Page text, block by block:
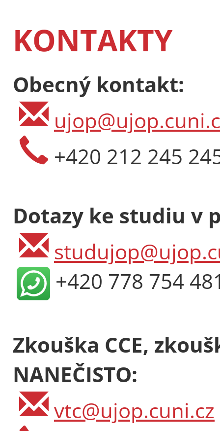
KONTAKTY
Obecný kontakt:
+420 212 245
Dotazy ke studiu v
+420 778 754
Zkouška CCE,
NANEČISTO:
vtc@ujop.cuni.cz